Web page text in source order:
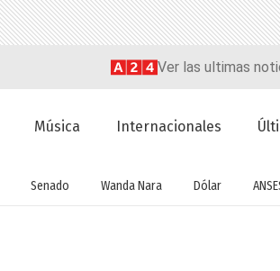
Ver las ultimas
Música Internacionales
Senado Wanda Nara Dólar